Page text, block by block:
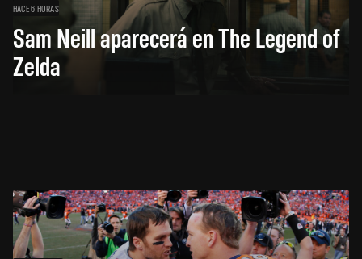
HACE 6 HORAS
Sam Neill aparecerá en The Legend of
Zelda